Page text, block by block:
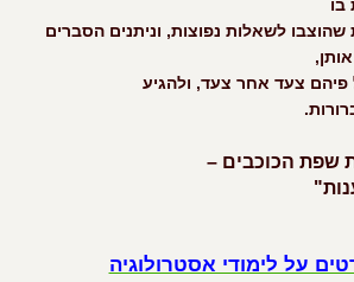
בו
לשאלות נפוצות, וניתנים הסברים
פיהם צעד אחר צעד, ולהגיע
שפת הכוכבים –
על לימודי אסטרולוגיה